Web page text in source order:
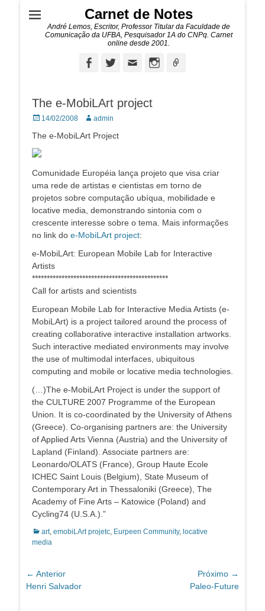
Carnet de Notes
André Lemos, Escritor, Professor Titular da Faculdade de
Comunicação da UFBA, Pesquisador 1A do CNPq. Carnet
online desde 2001.
FacebookTwitterEmail Instagram
The e-MobiLArt project
Posted
14/02/2008 Autor:admin
The e-MobiLArt Project
Comunidade Européia lança projeto que visa criar
uma rede de artistas e cientistas em torno de
projetos sobre computação ubíqua, mobilidade e
locative media, demonstrando sintonia com o
crescente interesse sobre o tema. Mais informações
no link do e-MobiLArt project:
e-MobiLArt: European Mobile Lab for Interactive
Artists
**********************************************
Call for artists and scientists
European Mobile Lab for Interactive Media Artists (e-
MobiLArt) is a project tailored around the process of
creating collaborative interactive installation artworks.
Such interactive mediated environments may involve
the use of multimodal interfaces, ubiquitous
computing and mobile or locative media technologies.
(…)The e-MobiLArt Project is under the support of
the CULTURE 2007 Programme of the European
Union. It is co-coordinated by the University of Athens
(Greece). Co-organising partners are: the University
of Applied Arts Vienna (Austria) and the University of
Lapland (Finland). Associate partners are:
Leonardo/OLATS (France), Group Haute Ecole
ICHEC Saint Louis (Belgium), State Museum of
Contemporary Art in Thessaloniki (Greece), The
Academy of Fine Arts – Katowice (Poland) and
Cycling74 (U.S.A.).”
Categorias:
art, emobiLArt projetc, Eurpeen Community, locative
media
Navegação
de
← Anterior
Post
Henri Salvador
Próximo →
Paleo-Future